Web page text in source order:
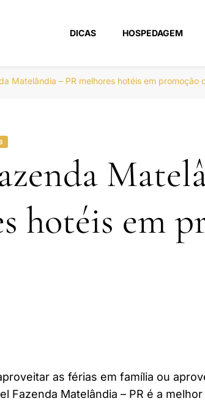
Viagem
DICAS HOSPEDAGEM
Matelândia – PR melhores hotéis em promoção
hotéis em
as férias em família ou
Fazenda Matelândia – PR é a